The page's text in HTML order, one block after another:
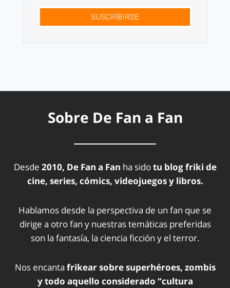
SUSCRÍBIRSE
Sobre De Fan a Fan
Desde 2010, De Fan a Fan ha sidotu blog friki de
cine, series, cómics, videojuegos y libros.
Hablamos desde la perspectiva de un fan que se
dirige a otro fan y nuestras temáticas preferidas
son la fantasía, la ciencia ficción y el terror.
Nos encanta frikear sobre superhéroes, zombis
y todo aquello considerado “cultura